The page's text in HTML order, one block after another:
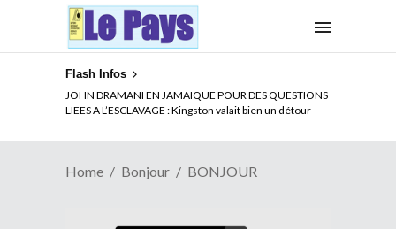
Flash Infos
JOHN DRAMANI EN JAMAIQUE POUR DES QUESTIONS
LIEES A L’ESCLAVAGE : Kingston valait bien un détour
Home Bonjour BONJOUR